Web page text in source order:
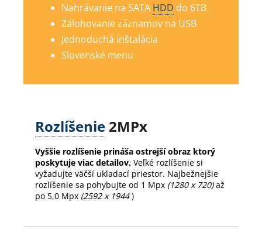
Nahrávanie na SATA HDD do 6TB
Zálohovanie záznamov na USB
Jednoduchá inštalácia
Slovenské menu
Rozlíšenie 2MPx
Vyššie rozlíšenie prináša ostrejší obraz ktorý
poskytuje viac detailov. Veľké rozlíšenie si
vyžadujte väčší ukladací priestor. Najbežnejšie
rozlíšenie sa pohybujte od 1 Mpx (1280 x 720)až
po 5,0 Mpx (2592 x 1944)